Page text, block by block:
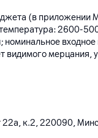
(в приложении
2600-
номинальное
видимого
к.2, 220090,